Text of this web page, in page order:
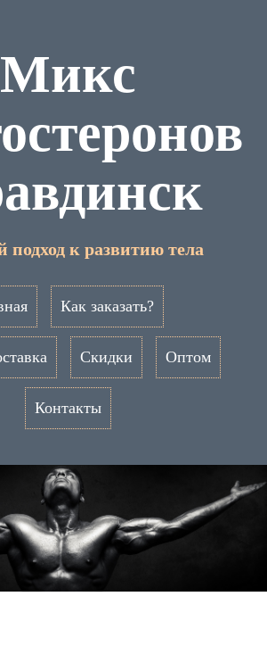
Микс
к развитию тела
Как заказать?
Скидки Оптом
Контакты